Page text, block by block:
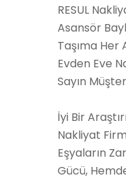
RESUL
Asansör
Taşıma Her
Evden Eve
Sayın
İyi Bir
Nakliyat
Eşyaların
Gücü,